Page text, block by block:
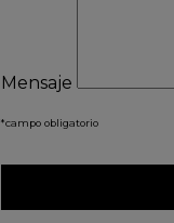
Mensaje
*campo obligatorio